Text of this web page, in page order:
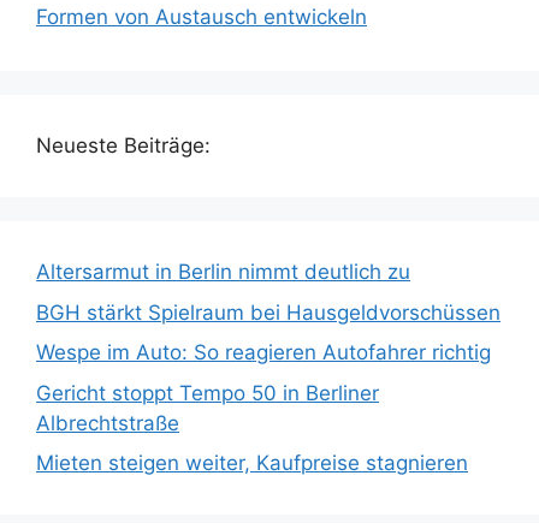
Formen von Austausch entwickeln
Neueste Beiträge:
Altersarmut in Berlin nimmt deutlich zu
BGH stärkt Spielraum bei Hausgeldvorschüssen
Wespe im Auto: So reagieren Autofahrer richtig
Gericht stoppt Tempo 50 in Berliner
Albrechtstraße
Mieten steigen weiter, Kaufpreise stagnieren